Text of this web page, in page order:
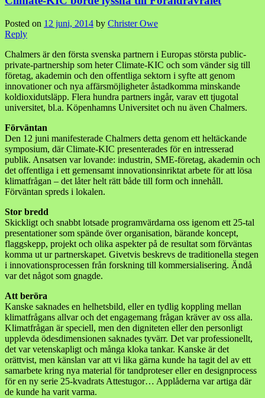
Posted on 12 juni, 2014 by Christer Owe
Reply
Chalmers är den första svenska partnern i Europas största public-
private-partnership som heter Climate-KIC och som vänder sig till
företag, akademin och den offentliga sektorn i syfte att genom
innovationer och nya affärsmöjligheter åstadkomma minskande
koldioxidutsläpp. Flera hundra partners ingår, varav ett tjugotal
universitet, bl.a. Köpenhamns Universitet och nu även Chalmers.
Förväntan
Den 12 juni manifesterade Chalmers detta genom ett heltäckande
symposium, där Climate-KIC presenterades för en intresserad
publik. Ansatsen var lovande: industrin, SME-företag, akademin och
det offentliga i ett gemensamt innovationsinriktat arbete för att lösa
klimatfrågan – det låter helt rätt både till form och innehåll.
Förväntan spreds i lokalen.
Stor bredd
Skickligt och snabbt lotsade programvärdarna oss igenom ett 25-tal
presentationer som spände över organisation, bärande koncept,
flaggskepp, projekt och olika aspekter på de resultat som förväntas
komma ut ur partnerskapet. Givetvis beskrevs de traditionella stegen
i innovationsprocessen från forskning till kommersialisering. Ändå
var det något som gnagde.
Att beröra
Kanske saknades en helhetsbild, eller en tydlig koppling mellan
klimatfrågans allvar och det engagemang frågan kräver av oss alla.
Klimatfrågan är speciell, men den digniteten eller den personligt
upplevda ödesdimensionen saknades tyvärr. Det var professionellt,
det var vetenskapligt och många kloka tankar. Kanske är det
orättvist, men känslan var att vi lika gärna kunde ha tagit del av ett
samarbete kring nya material för tandproteser eller en designprocess
för en ny serie 25-kvadrats Attestugor… Applåderna var artiga där
de kunde ha varit varma.